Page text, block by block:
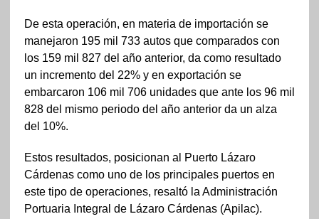
De esta operación, en materia de importación se
manejaron 195 mil 733 autos que comparados con
los 159 mil 827 del año anterior, da como resultado
un incremento del 22% y en exportación se
embarcaron 106 mil 706 unidades que ante los 96 mil
828 del mismo periodo del año anterior da un alza
del 10%.
Estos resultados, posicionan al Puerto Lázaro
Cárdenas como uno de los principales puertos en
este tipo de operaciones, resaltó la Administración
Portuaria Integral de Lázaro Cárdenas (Apilac).